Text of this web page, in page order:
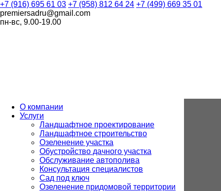
+7 (916) 695 61 03 +7 (958) 812 64 24 +7 (499) 669 35 01
premiersadru@gmail.com
пн-вс, 9.00-19.00
О компании
Услуги
Ландшафтное проектирование
Ландшафтное строительство
Озеленение участка
Обустройство дачного участка
Обслуживание автополива
Консультация специалистов
Сад под ключ
Озеленение придомовой территории